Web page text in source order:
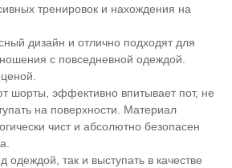
тренировок и нахождения на
дизайн и отлично подходят для
с повседневной одеждой.
шорты, эффективно впитывает пот, не
на поверхности. Материал
чист и абсолютно безопасен
одеждой, так и выступать в качестве